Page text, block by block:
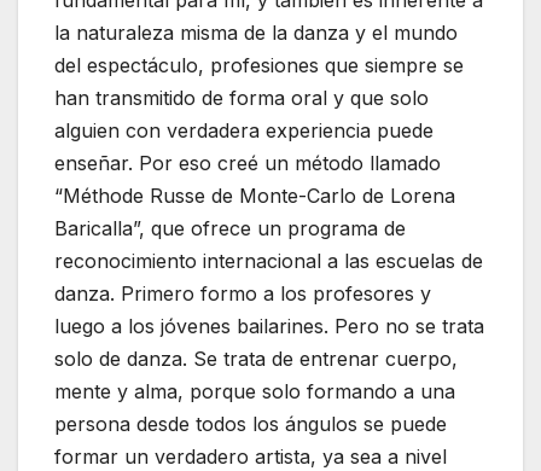
la naturaleza misma de la danza y el mundo
del espectáculo, profesiones que siempre se
han transmitido de forma oral y que solo
alguien con verdadera experiencia puede
enseñar. Por eso creé un método llamado
“Méthode Russe de Monte-Carlo de Lorena
Baricalla”, que ofrece un programa de
reconocimiento internacional a las escuelas de
danza. Primero formo a los profesores y
luego a los jóvenes bailarines. Pero no se trata
solo de danza. Se trata de entrenar cuerpo,
mente y alma, porque solo formando a una
persona desde todos los ángulos se puede
formar un verdadero artista, ya sea a nivel